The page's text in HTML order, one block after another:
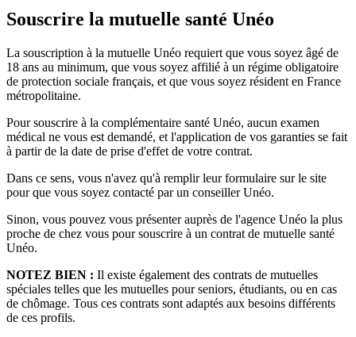
Souscrire la mutuelle santé Unéo
La souscription à la mutuelle Unéo requiert que vous soyez âgé de
18 ans au minimum, que vous soyez affilié à un régime obligatoire
de protection sociale français, et que vous soyez résident en France
métropolitaine.
Pour souscrire à la complémentaire santé Unéo, aucun examen
médical ne vous est demandé, et l'application de vos garanties se fait
à partir de la date de prise d'effet de votre contrat.
Dans ce sens, vous n'avez qu'à remplir leur formulaire sur le site
pour que vous soyez contacté par un conseiller Unéo.
Sinon, vous pouvez vous présenter auprès de l'agence Unéo la plus
proche de chez vous pour souscrire à un contrat de mutuelle santé
Unéo.
NOTEZ BIEN : Il existe également des contrats de mutuelles
spéciales telles que les mutuelles pour seniors, étudiants, ou en cas
de chômage. Tous ces contrats sont adaptés aux besoins différents
de ces profils.